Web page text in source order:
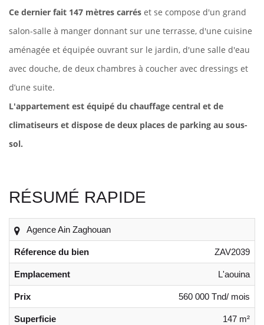
Ce dernier fait 147 mètres carrés et se compose d'un grand
salon-salle à manger donnant sur une terrasse, d'une cuisine
aménagée et équipée ouvrant sur le jardin, d'une salle d'eau
avec douche, de deux chambres à coucher avec dressings et
d’une suite.
L'appartement est équipé du chauffage central et de
climatiseurs et dispose de deux places de parking au sous-
sol.
RÉSUMÉ RAPIDE
Agence Ain Zaghouan
Réference du bien ZAV2039
Emplacement L'aouina
Prix 560 000 Tnd/ mois
Superficie 147 m²